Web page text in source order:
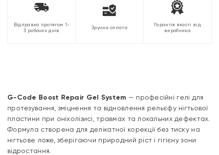
Відправка протягом 1-
3 робочих днів
Зручна оплата
Гарантія якості від
виробника
G-Code Boost Repair Gel System — професійні гелі для
протезування, зміцнення та відновлення рельєфу нігтьової
пластини при оніхолізисі, травмах та локальних дефектах.
Формула створена для делікатної корекції без тиску на
нігтьове ложе, зберігаючи природний ріст і гігієну зони
відростання.